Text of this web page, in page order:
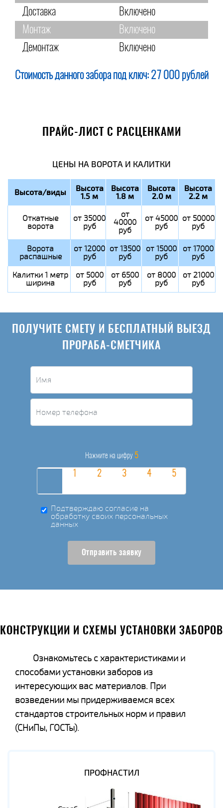
Доставка
Включено
Монтаж
Включено
Демонтаж
Включено
Стоимость данного забора под ключ: 27 000 рублей
ПРАЙС-ЛИСТ С РАСЦЕНКАМИ
ЦЕНЫ НА ВОРОТА И КАЛИТКИ
Высота/виды Высота
1.5 м
Высота
1.8 м
Высота
2.0 м
Высота
2.2 м
Откатные
ворота
от 35000
руб
от
40000
руб
от 45000
руб
от 50000
руб
Ворота
распашные
от 12000
руб
от 13500
руб
от 15000
руб
от 17000
руб
Калитки 1 метр
ширина
от 5000
руб
от 6500
руб
от 8000
руб
от 21000
руб
ПОЛУЧИТЕ СМЕТУ И БЕСПЛАТНЫЙ ВЫЕЗД
ПРОРАБА-СМЕТЧИКА
Нажмите на цифру 5
Подтверждаю согласие на
обработку своих персональных
данных
Отправить заявку
КОНСТРУКЦИИ И СХЕМЫ УСТАНОВКИ ЗАБОРОВ
Ознакомьтесь с характеристиками и
способами установки заборов из
интересующих вас материалов. При
возведении мы придерживаемся всех
стандартов строительных норм и правил
(СНиПы, ГОСТы).
ПРОФНАСТИЛ